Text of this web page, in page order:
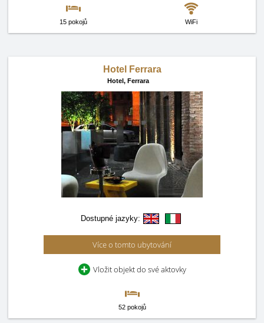
15 pokojů WiFi
Hotel Ferrara
Hotel, Ferrara
Dostupné jazyky:
Více o tomto ubytování
Vložit objekt do své aktovky
52 pokojů